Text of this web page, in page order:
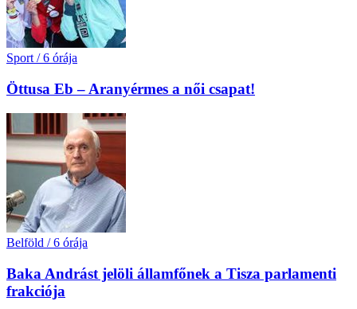
Sport / 6 órája
Öttusa Eb – Aranyérmes a női csapat!
Belföld / 6 órája
Baka Andrást jelöli államfőnek a Tisza parlamenti
frakciója